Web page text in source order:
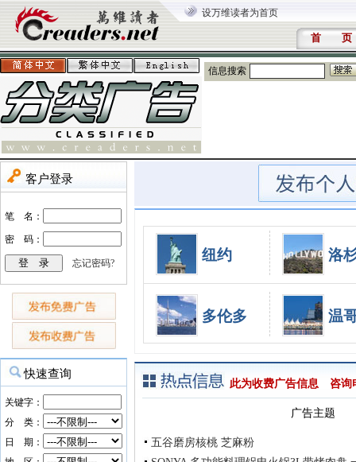
设万维读者为首页
首 页
信息搜索
纽约 洛
多伦多 温
此为收费广告信息 咨询
广告主题
五谷磨房核桃 芝麻粉